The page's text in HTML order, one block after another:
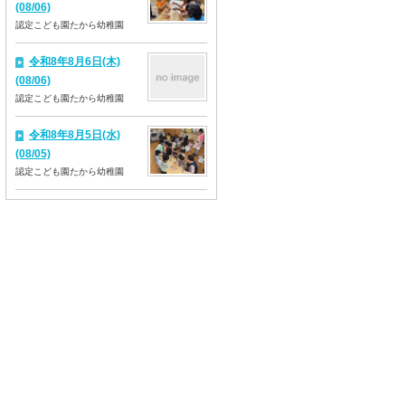
(08/06)
認定こども園たから幼稚園
令和8年8月6日(木)
(08/06)
認定こども園たから幼稚園
令和8年8月5日(水)
(08/05)
認定こども園たから幼稚園